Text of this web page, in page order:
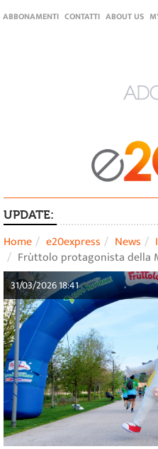
ABBONAMENTI CONTATTI ABOUT US
UPDATE:
Home e20express News
Frùttolo protagonista della
31/03/2026 18:41